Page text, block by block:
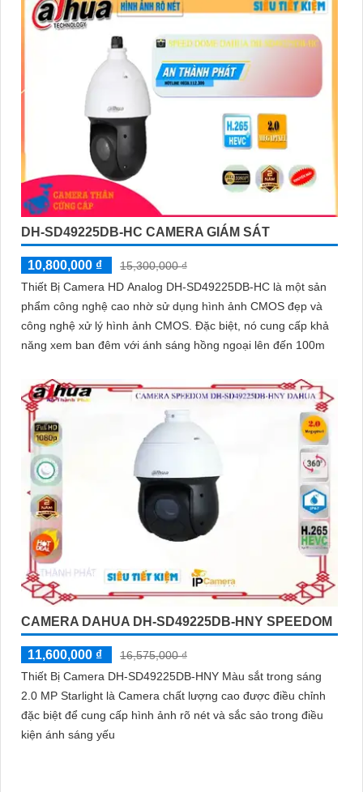
DH-SD49225DB-HC CAMERA GIÁM SÁT
10,800,000 ₫
15,300,000 ₫
Thiết Bị Camera HD Analog DH-SD49225DB-HC là một sản
phẩm công nghệ cao nhờ sử dụng hình ảnh CMOS đẹp và
công nghệ xử lý hình ảnh CMOS. Đặc biệt, nó cung cấp khả
năng xem ban đêm với ánh sáng hồng ngoại lên đến 100m
CAMERA DAHUA DH-SD49225DB-HNY SPEEDOM
11,600,000 ₫
16,575,000 ₫
Thiết Bị Camera DH-SD49225DB-HNY Màu sắt trong sáng
2.0 MP Starlight là Camera chất lượng cao được điều chỉnh
đặc biệt để cung cấp hình ảnh rõ nét và sắc sảo trong điều
kiện ánh sáng yếu